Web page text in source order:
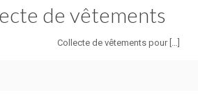
de vêtements
de vêtements pour […]